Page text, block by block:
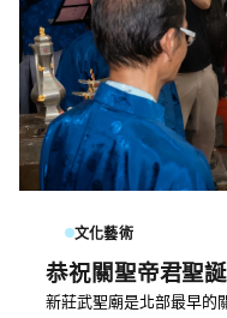
文化藝術
恭祝關聖帝君聖誕
新莊武聖廟是北部最早的